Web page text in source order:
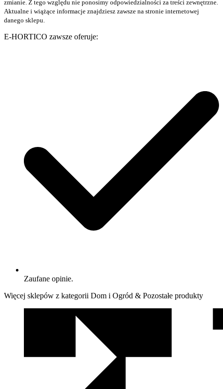
zmianie. Z tego względu nie ponosimy odpowiedzialności za treści zewnętrzne.
Aktualne i wiążące informacje znajdziesz zawsze na stronie internetowej
danego sklepu.
E-HORTICO zawsze oferuje:
Zaufane opinie.
Więcej sklepów z kategorii Dom i Ogród & Pozostałe produkty